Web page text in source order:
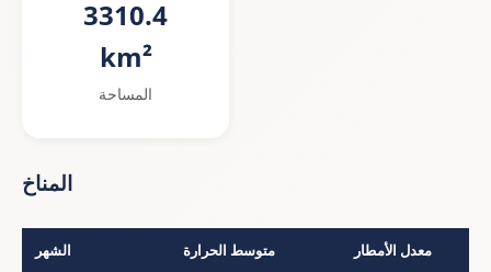
3310.4
km²
المساحة
المناخ
الشهر متوسط الحرارة معدل الأمطار